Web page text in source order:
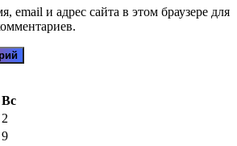
email и адрес сайта в этом браузере для
Вс
2
9